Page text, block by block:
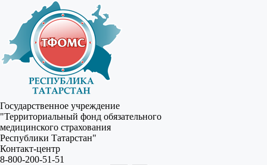
Государственное учреждение
"Территориальный фонд обязательного
медицинского страхования
Республики Татарстан"
Контакт-центр
8-800-200-51-51